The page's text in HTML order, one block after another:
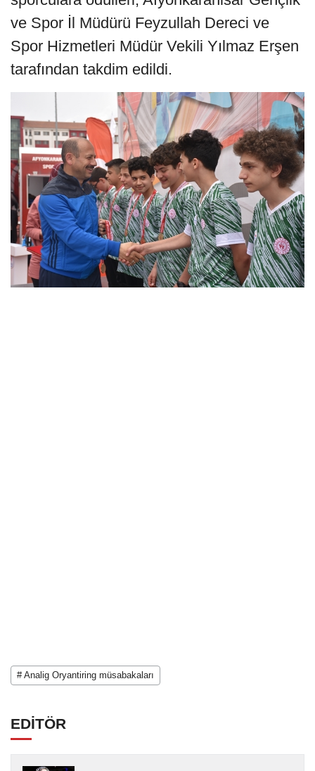
ve Spor İl Müdürü Feyzullah Dereci ve
Spor Hizmetleri Müdür Vekili Yılmaz Erşen
tarafından takdim edildi.
# Analig Oryantiring müsabakaları
EDİTÖR